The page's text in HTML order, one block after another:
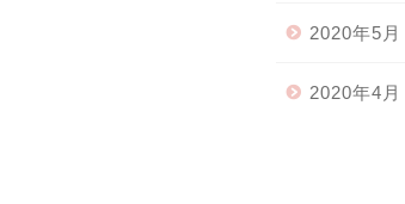
2020年5月
2020年4月